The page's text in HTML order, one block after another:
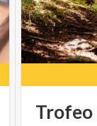
Trofeo